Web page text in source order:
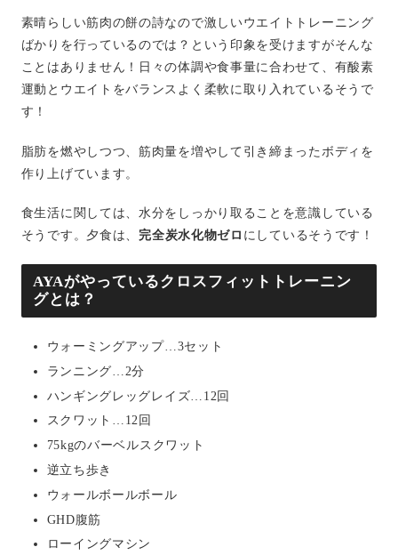
素晴らしい筋肉の餅の詩なので激しいウエイトトレーニング
ばかりを行っているのでは？という印象を受けますがそんな
ことはありません！日々の体調や食事量に合わせて、有酸素
運動とウエイトをバランスよく柔軟に取り入れているそうで
す！
脂肪を燃やしつつ、筋肉量を増やして引き締まったボディを
作り上げています。
食生活に関しては、水分をしっかり取ることを意識している
そうです。夕食は、 完全炭水化物ゼロ にしているそうです！
AYAがやっているクロスフィットトレーニン
グとは？
ウォーミングアップ…3セット
ランニング…2分
ハンギングレッグレイズ…12回
スクワット…12回
75kgのバーベルスクワット
逆立ち歩き
ウォールボールボール
GHD腹筋
ローイングマシン